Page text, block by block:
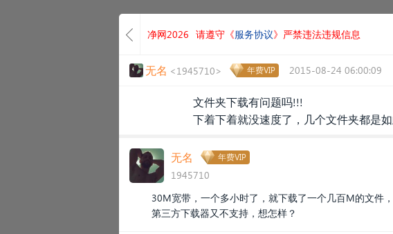
净网2026 请遵守《服务协议》严禁违法违规信息
无名 <1945710> 年费VIP 2015-08-24 06:00:09
文件夹下载有问题吗!!!
下着下着就没速度了，几个文件夹都是
无名 年费VIP
1945710
30M宽带，一个多小时了，就下载了一个几百M的文件
第三方下载器又不支持，想怎样？